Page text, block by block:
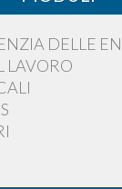
DELLE
LAVORO